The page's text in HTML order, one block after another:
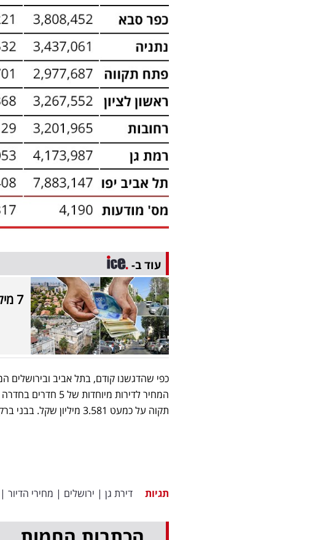
עוד ב-
7 מיליון שקל לפנטהאוז: מה קורה למחירי הדירות בעיר הזו?
כפי שהדגשנו קודם, בתל אביב ובירושלים
תקוה על כמעט 3.581 מיליון שקל. בבני ברק המחיר הוא 3.585 מיליון שקל.
תגיות דירת גן | ירושלים | מחירי הדיור |